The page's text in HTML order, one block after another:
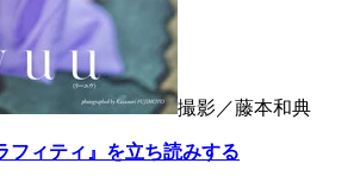
撮影／藤本和典
ィティ』を立ち読みする